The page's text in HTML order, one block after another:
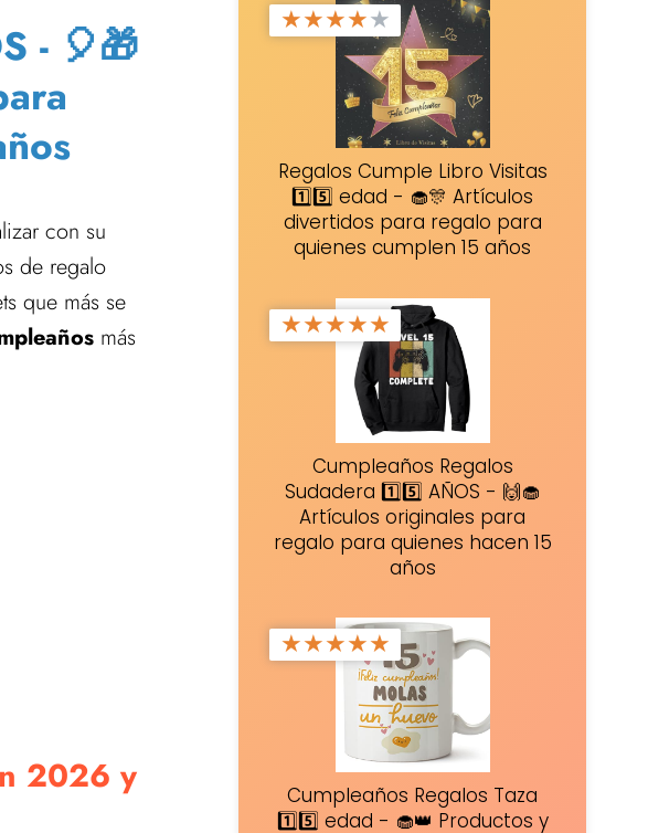
- 🎈🎁
con su
de regalo
que más se
más
2026 y
★★★★★
Regalos Cumple Libro Visitas
1️⃣5️⃣ edad - 🧁🎊 Artículos
divertidos para regalo para
quienes cumplen 15 años
★★★★★
Cumpleaños Regalos
Sudadera 1️⃣5️⃣ AÑOS - 🙌🧁
Artículos originales para
regalo para quienes hacen 15
años
★★★★★
Cumpleaños Regalos Taza
1️⃣5️⃣ edad - 🧁👑 Productos y